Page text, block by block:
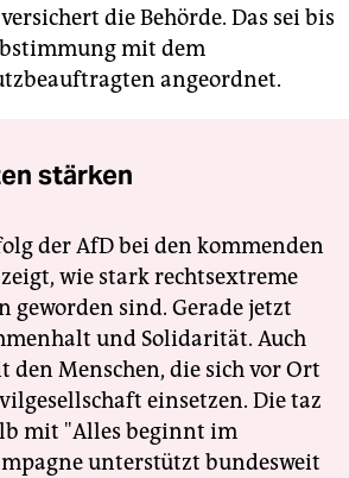
die Behörde. Das sei bis
mit dem
angeordnet.
stärken
der AfD bei den kommenden
wie stark rechtsextreme
geworden sind. Gerade jetzt
und Solidarität. Auch
den Menschen, die sich vor Ort
einsetzen. Die taz
mit "Alles beginnt im
unterstützt bundesweit